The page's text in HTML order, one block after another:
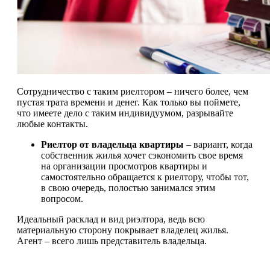
Сотрудничество с таким риелтором – ничего более, чем
пустая трата времени и денег. Как только вы поймете,
что имеете дело с таким индивидуумом, разрывайте
любые контакты.
Риелтор от владельца квартиры – вариант, когда
собственник жилья хочет сэкономить свое время
на организации просмотров квартиры и
самостоятельно обращается к риелтору, чтобы тот,
в свою очередь, полостью занимался этим
вопросом.
Идеальный расклад и вид риэлтора, ведь всю
материальную сторону покрывает владелец жилья.
Агент – всего лишь представитель владельца.